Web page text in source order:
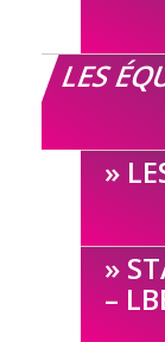
LES
–